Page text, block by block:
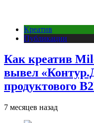
Креатив
Публикации
Как креатив
вывел
продуктового
7 месяцев назад